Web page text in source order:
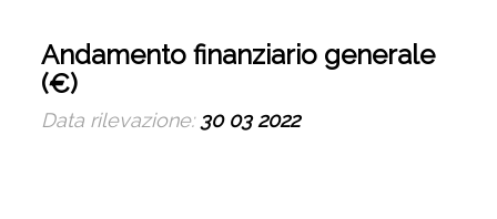
Andamento finanziario generale
(€)
Data rilevazione: 30 03 2022